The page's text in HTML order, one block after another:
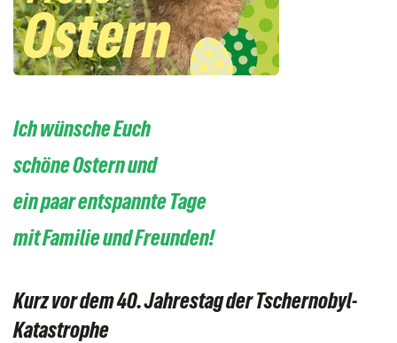
Ich wünsche Euch
schöne Ostern und
ein paar entspannte Tage
mit Familie und Freunden!
Kurz vor dem 40. Jahrestag der Tschernobyl-
Katastrophe